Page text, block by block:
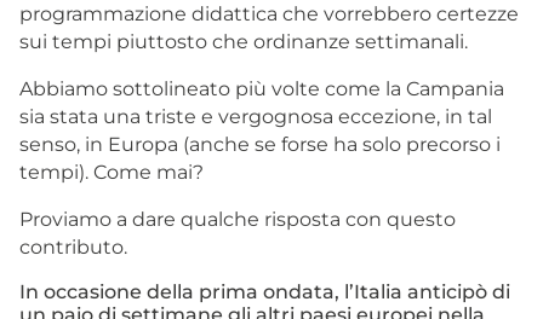
programmazione didattica che vorrebbero certezze
sui tempi piuttosto che ordinanze settimanali.
Abbiamo sottolineato più volte come la Campania
sia stata una triste e vergognosa eccezione, in tal
senso, in Europa (anche se forse ha solo precorso i
tempi). Come mai?
Proviamo a dare qualche risposta con questo
contributo.
In occasione della prima ondata, l’Italia anticipò di